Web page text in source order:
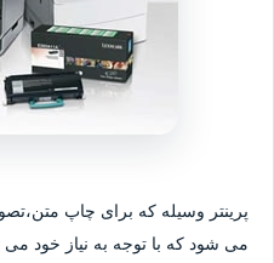
پرینتر وسیله که برای چاپ
می شود که با توجه به نیاز خود می